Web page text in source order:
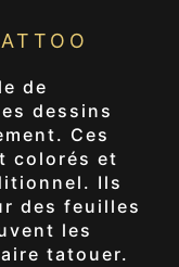
de
dessins
Ces
colorés et
Ils
des feuilles
les
tatouer.